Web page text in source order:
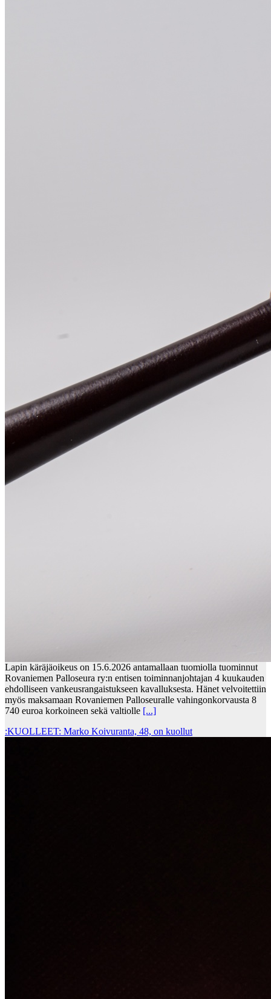
Lapin käräjäoikeus on 15.6.2026 antamallaan tuomiolla tuominnut
Rovaniemen Palloseura ry:n entisen toiminnanjohtajan 4 kuukauden
ehdolliseen vankeusrangaistukseen kavalluksesta. Hänet velvoitettiin
myös maksamaan Rovaniemen Palloseuralle vahingonkorvausta 8
740 euroa korkoineen sekä valtiolle [...]
:KUOLLEET: Marko Koivuranta, 48, on kuollut